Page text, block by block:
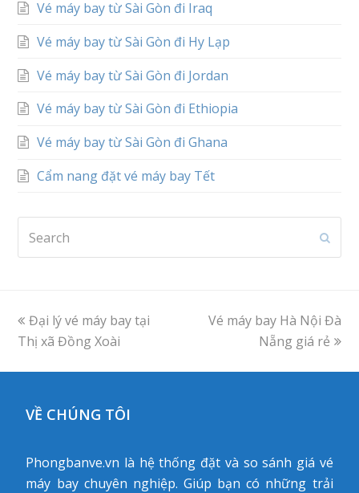
Vé máy bay từ Sài Gòn đi Iraq
Vé máy bay từ Sài Gòn đi Hy Lạp
Vé máy bay từ Sài Gòn đi Jordan
Vé máy bay từ Sài Gòn đi Ethiopia
Vé máy bay từ Sài Gòn đi Ghana
Cẩm nang đặt vé máy bay Tết
previous
post:
Đại lý vé máy bay tại
Thị xã Đồng Xoài
next
Vé máy bay Hà Nội Đà
Nẵng giá rẻ
VỀ CHÚNG TÔI
Phongbanve.vn là hệ thống đặt và so sánh giá vé
máy bay chuyên nghiệp. Giúp bạn có những trải